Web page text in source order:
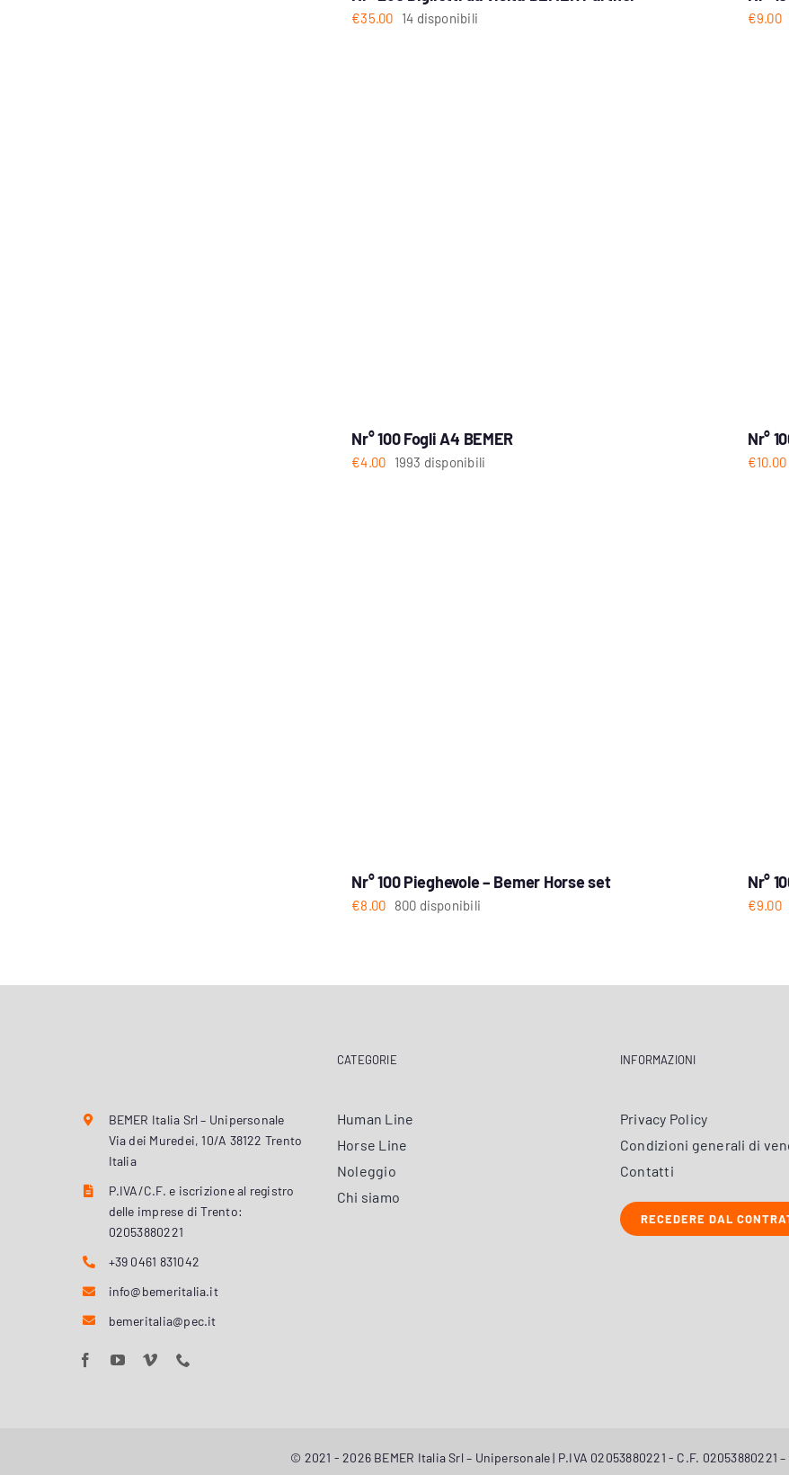
€35.00 14 disponibili €9.00
Nr° 100 Fogli A4 BEMER
€4.00 1993 disponibili
Nr°
€10.00
Nr° 100 Pieghevole – Bemer Horse set
€8.00 800 disponibili
Nr°
€9.00
BEMER Italia Srl – Unipersonale
Via dei Muredei, 10/A 38122 Trento
Italia
P.IVA/C.F. e iscrizione al registro
delle imprese di Trento:
02053880221
+39 0461 831042
info@bemeritalia.it
bemeritalia@pec.it
CATEGORIE
Human Line
Horse Line
Noleggio
Chi siamo
INFORMAZIONI
Privacy Policy
Condizioni generali di
Contatti
RECEDERE DAL
© 2021 - 2026 BEMER Italia Srl – Unipersonale | P.IVA 02053880221 - C.F. 02053880221